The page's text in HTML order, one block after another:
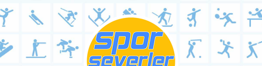
Skip
to